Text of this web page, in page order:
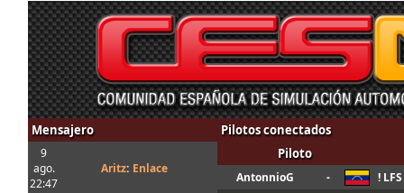
Mensajero Pilotos conectados
9
ago.
22:47
Aritz: Enlace
Piloto
AntonnioG -
! LFS